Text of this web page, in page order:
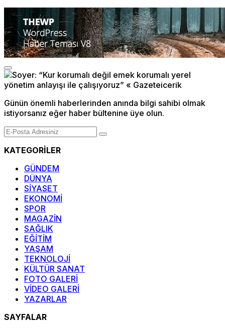
Günün önemli haberlerinden anında bilgi sahibi olmak
istiyorsanız eğer haber bültenine üye olun.
KATEGORİLER
GÜNDEM
DÜNYA
SİYASET
EKONOMİ
SPOR
MAGAZİN
SAĞLIK
EĞİTİM
YAŞAM
TEKNOLOJİ
KÜLTÜR SANAT
FOTO GALERİ
VİDEO GALERİ
YAZARLAR
SAYFALAR